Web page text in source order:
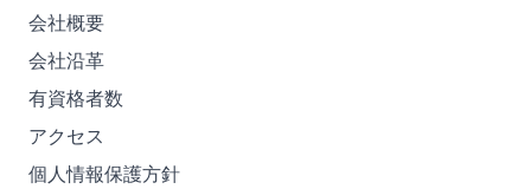
会社概要
会社沿革
有資格者数
アクセス
個人情報保護方針